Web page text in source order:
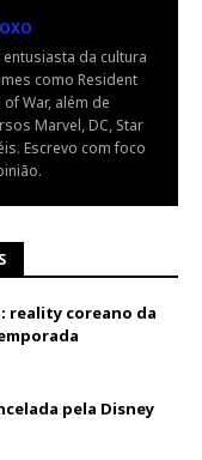
da cultura
como Resident
War, além de
Marvel, DC, Star
Escrevo com foco
reality coreano da
pela Disney